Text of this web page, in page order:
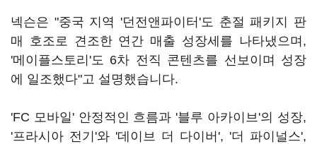
넥슨은 "중국 지역 '던전앤파이터'도 춘절 패키지 판
매 호조로 견조한 연간 매출 성장세를 나타냈으며,
'메이플스토리'도 6차 전직 콘텐츠를 선보이며 성장
에 일조했다"고 설명했습니다.
'FC 모바일' 안정적인 흐름과 '블루 아카이브'의 성장,
'프라시아 전기'와 '데이브 더 다이버', '더 파이널스',